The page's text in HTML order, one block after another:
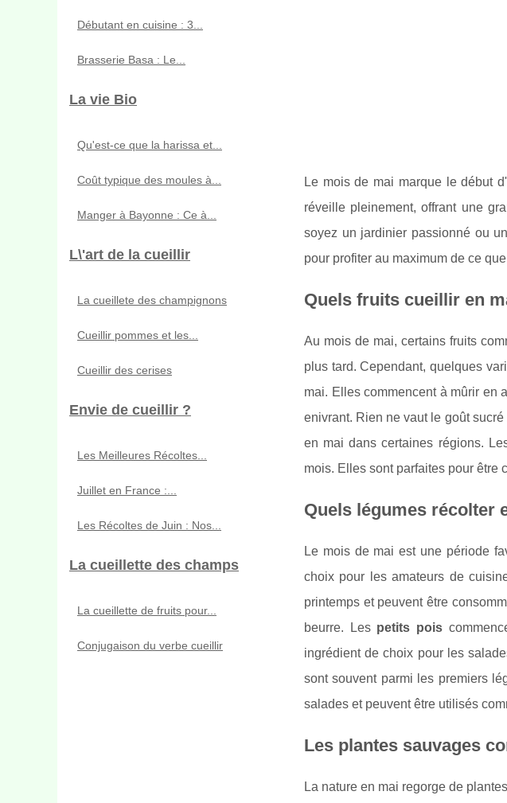
Le mois de mai marque le début
réveille pleinement, offrant une
soyez un jardinier passionné ou
pour profiter au maximum de ce
Quels fruits cueillir en
Au mois de mai, certains fruits
plus tard. Cependant, quelques
mai. Elles commencent à mûrir en
enivrant. Rien ne vaut le goût
en mai dans certaines régions.
mois. Elles sont parfaites pour être
Quels légumes récolter
Le mois de mai est une période
choix pour les amateurs de
printemps et peuvent être
beurre. Les petits pois
ingrédient de choix pour les
sont souvent parmi les premiers
salades et peuvent être utilisés
Les plantes sauvages
La nature en mai regorge de
Débutant en cuisine : 3...
Brasserie Basa : Le...
La vie Bio
Qu'est-ce que la harissa et...
Coût typique des moules à...
Manger à Bayonne : Ce à...
L\'art de la cueillir
La cueillete des champignons
Cueillir pommes et les...
Cueillir des cerises
Envie de cueillir ?
Les Meilleures Récoltes...
Juillet en France :...
Les Récoltes de Juin : Nos...
La cueillette des champs
La cueillette de fruits pour...
Conjugaison du verbe cueillir